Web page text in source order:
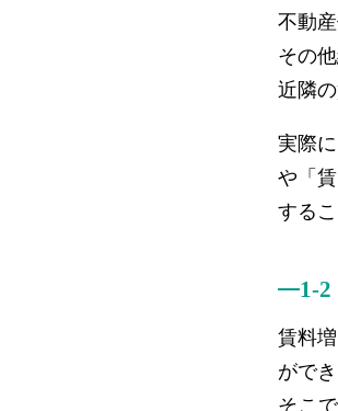
不動
その
近隣
実際
や「
する
1-
賃料
ができ
そこ